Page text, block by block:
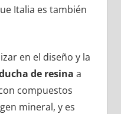
Italia es también
en el diseño y la
de resina a
compuestos
mineral, y es